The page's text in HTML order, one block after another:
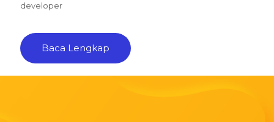
developer
Baca Lengkap